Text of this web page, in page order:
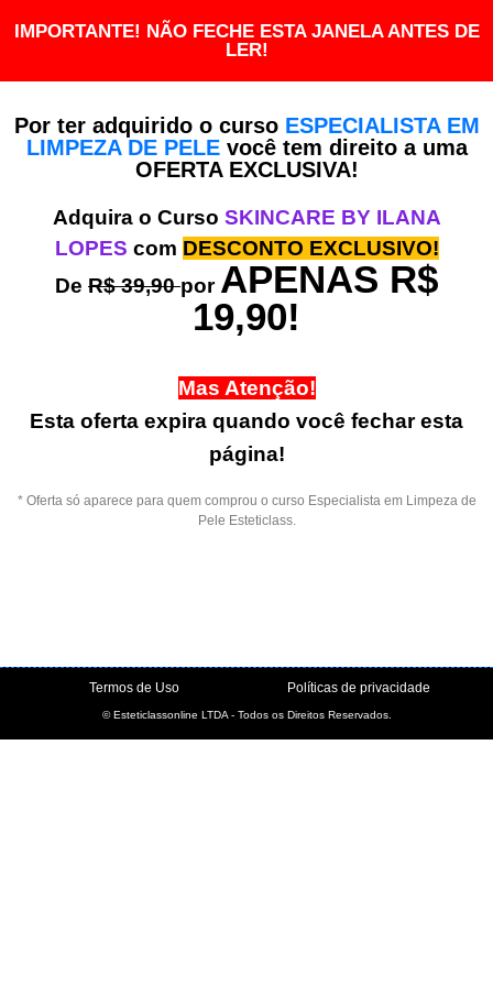
IMPORTANTE! NÃO FECHE ESTA JANELA ANTES DE
LER!
Por ter adquirido o curso ESPECIALISTA EM
LIMPEZA DE PELE você tem direito a uma
OFERTA EXCLUSIVA!
Adquira o Curso SKINCARE BY ILANA
LOPES com DESCONTO EXCLUSIVO!
De R$ 39,90por APENAS R$
19,90!
Mas Atenção!
Esta oferta expira quando você fechar esta
página!
* Oferta só aparece para quem comprou o curso Especialista em Limpeza de
Pele Esteticlass.
Termos de Uso Políticas de privacidade
© Esteticlassonline LTDA - Todos os Direitos Reservados.